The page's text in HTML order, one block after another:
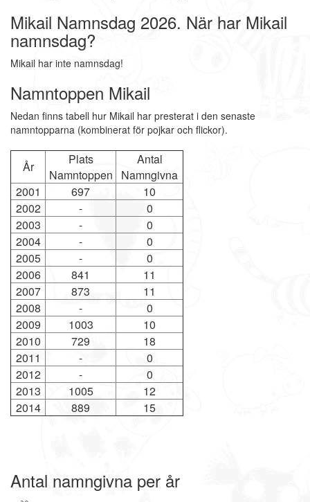
Mikail Namnsdag 2026. När har Mikail
namnsdag?
Mikail har inte namnsdag!
Namntoppen Mikail
Nedan finns tabell hur Mikail har presterat i den senaste
namntopparna (kombinerat för pojkar och flickor).
År
Plats
Namntoppen
Antal
Namngivna
2001
697
10
2002
-
0
2003
-
0
2004
-
0
2005
-
0
2006
841
11
2007
873
11
2008
-
0
2009
1003
10
2010
729
18
2011
-
0
2012
-
0
2013
1005
12
2014
889 15
Antal namngivna per år